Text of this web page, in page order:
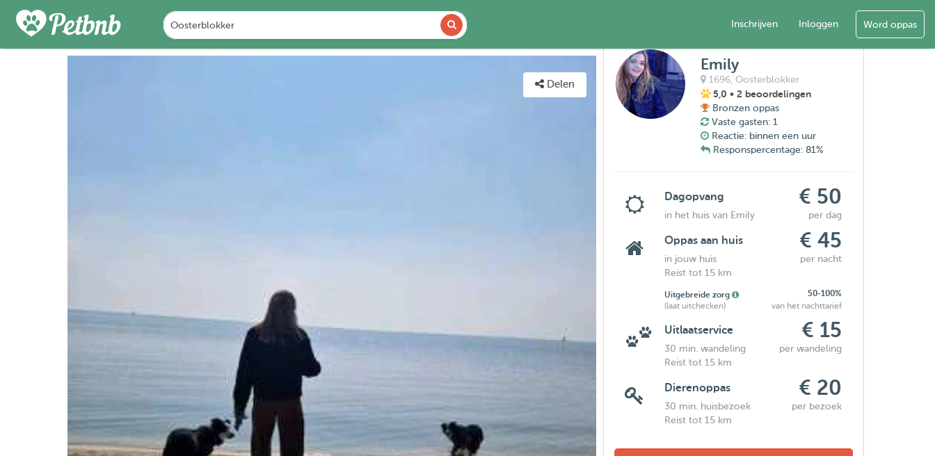
Inschrijven Inloggen Word oppas
Delen
Emily
1696,Oosterblokker
5,0 • 2 beoordelingen
Bronzen oppas
Vaste gasten: 1
Reactie: binnen een uur
Responspercentage: 81%
Dagopvang € 50
in het huis van Emily per dag
Oppas aan huis € 45
in jouw huis
per nacht
Reist tot 15 km
Uitgebreide zorg
50-100%
(laat uitchecken)
van het nachttarief
Uitlaatservice € 15
30 min. wandeling
per wandeling
Reist tot 15 km
Dierenoppas € 20
30 min. huisbezoek
per bezoek
Reist tot 15 km